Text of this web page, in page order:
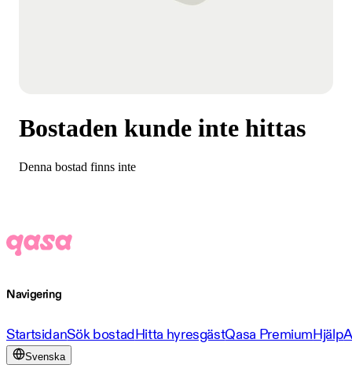
Bostaden kunde inte hittas
Denna bostad finns inte
Navigering
StartsidanSök bostadHitta hyresgästQasa PremiumHjälp
Svenska